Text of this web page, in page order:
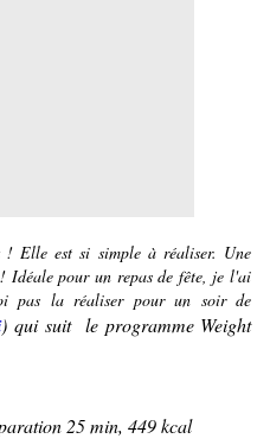
! Elle est si simple à réaliser. Une
Idéale pour un repas de fête, je l'ai
pas la réaliser pour un soir de
) qui suit le programme Weight
25 min, 449 kcal